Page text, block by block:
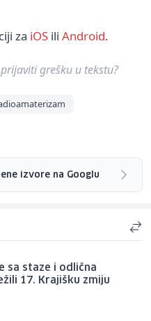
za iOS ili Android.
grešku u tekstu?
izvore na Googlu
sa staze i odlična
17. Krajišku zmiju